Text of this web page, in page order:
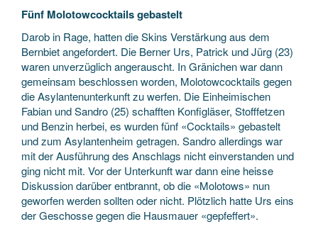
Fünf Molotowcocktails gebastelt
Darob in Rage, hatten die Skins Verstärkung aus dem
Bernbiet angefordert. Die Berner Urs, Patrick und Jürg (23)
waren unverzüglich angerauscht. In Gränichen war dann
gemeinsam beschlossen worden, Molotowcocktails gegen
die Asylantenunterkunft zu werfen. Die Einheimischen
Fabian und Sandro (25) schafften Konfigläser, Stofffetzen
und Benzin herbei, es wurden fünf «Cocktails» gebastelt
und zum Asylantenheim getragen. Sandro allerdings war
mit der Ausführung des Anschlags nicht einverstanden und
ging nicht mit. Vor der Unterkunft war dann eine heisse
Diskussion darüber entbrannt, ob die «Molotows» nun
geworfen werden sollten oder nicht. Plötzlich hatte Urs eins
der Geschosse gegen die Hausmauer «gepfeffert».